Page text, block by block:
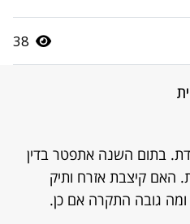
38
בתום השנה אתפטר בדין
האם קיצבת אזרח ותיק
גובה התקרה אם כן.